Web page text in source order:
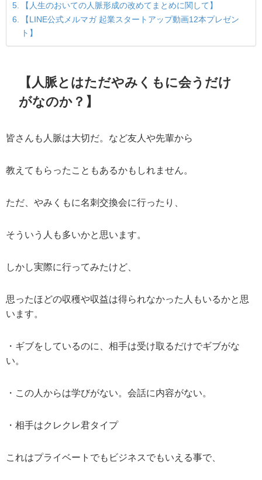
【人生のおいての人脈形成の改めてまとめに関して】
【LINE公式メルマガ 起業スタートアップ動画12本プレゼン
ト】
【人脈とはただやみくもに会うだけ
がなのか？】
皆さんも人脈は大切だ。など友人や先輩から
教えてもらったこともあるかもしれません。
ただ、やみくもに名刺交換会に行ったり、
そういう人も多いかと思います。
しかし実際に行ってみたけど、
思ったほどの収穫や収益は得られなかった人もいるかと思
います。
・ギブをしているのに、相手は受け取るだけでギブがな
い。
・この人からは学びがない。会話に内容がない。
・相手はクレクレ君タイプ
これはプライベートでもビジネスでもいえる事で、